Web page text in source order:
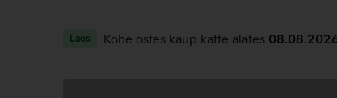
Laos Kohe ostes kaup kätte alates